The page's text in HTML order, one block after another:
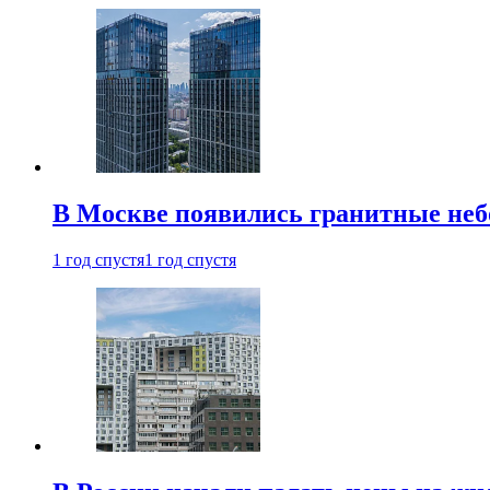
В Москве появились гранитные
1 год спустя1 год спустя